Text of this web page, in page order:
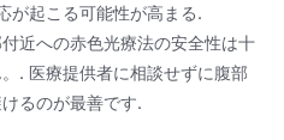
が起こる可能性が高まる.
近への赤色光療法の安全性は十
. 医療提供者に相談せずに腹部
るのが最善です.